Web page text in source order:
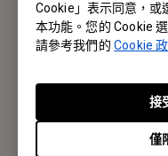
Cookie」表示同意，或
本功能。您的 Cookie
請參考我們的Cookie
僅
接
採購報價